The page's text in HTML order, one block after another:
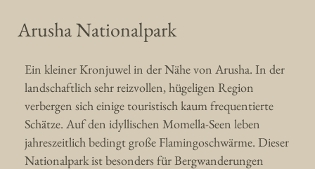
Arusha Nationalpark
Ein kleiner Kronjuwel in der Nähe von Arusha. In der
landschaftlich sehr reizvollen, hügeligen Region
verbergen sich einige touristisch kaum frequentierte
Schätze. Auf den idyllischen Momella-Seen leben
jahreszeitlich bedingt große Flamingoschwärme. Dieser
Nationalpark ist besonders für Bergwanderungen